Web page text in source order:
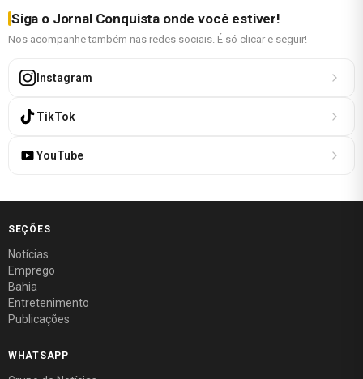
Siga o Jornal Conquista onde você estiver!
Nos acompanhe também nas redes sociais. É só clicar e seguir!
Instagram
TikTok
YouTube
SEÇÕES
Notícias
Emprego
Bahia
Entretenimento
Publicações
WHATSAPP